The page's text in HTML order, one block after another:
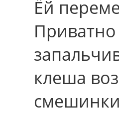
Ёй
клеша